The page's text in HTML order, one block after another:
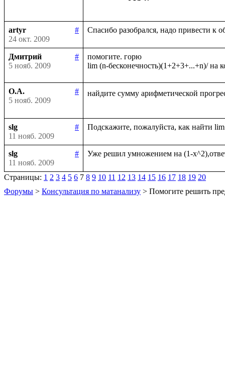
artyr
#
24 окт. 2009
Дмитрий
#
5 нояб. 2009
помогите. горю
О.А.
#
5 нояб. 2009
найдите сумму арифметической
slg
#
11 нояб. 2009
slg
#
11 нояб. 2009
Страницы: 1 2 3 4 5 6 7 8 9 10 11 12 13 14 15 16 17 18 19 20
Форумы > Консультация по матанализу > Помогите решить